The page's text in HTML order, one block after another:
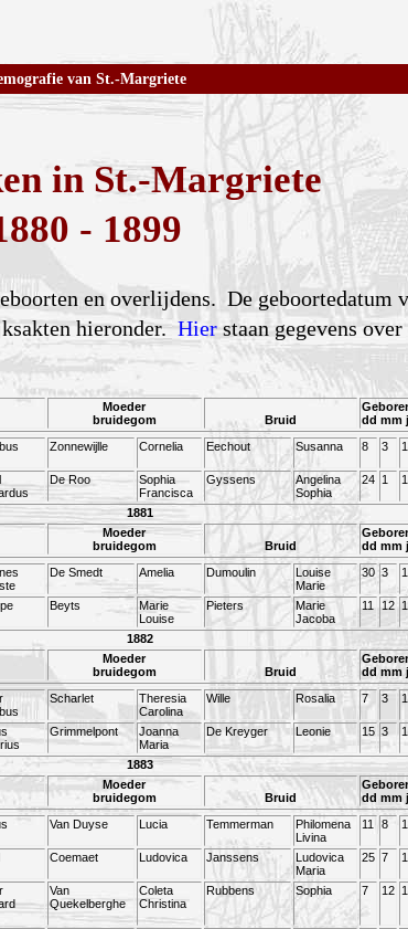
van St.-Margriete
in St.-Margriete
- 1899
en overlijdens. De geboortedatum
hieronder.Hierstaan gegevens
Moeder
bruidegom
Bruid
dd mm
Zonnewijlle Cornelia Eechout Susanna 8 3
De Roo
Sophia
Francisca
Gyssens
Angelina
Sophia
24 1
1881
Moeder
bruidegom
Bruid
dd mm
De Smedt Amelia Dumoulin
Louise
Marie
30 3
Beyts
Marie
Louise
Pieters
Marie
Jacoba
11 12
1882
Moeder
bruidegom
Bruid
dd mm
Scharlet
Theresia
Carolina
Wille Rosalia 7 3
Grimmelpont
Joanna
Maria
De Kreyger Leonie 15 3
1883
Moeder
bruidegom
Bruid
dd mm
Van Duyse Lucia Temmerman
Philomena
Livina
11 8
Coemaet Ludovica Janssens
Ludovica
Maria
25 7
Van
Quekelberghe
Coleta
Christina
Rubbens Sophia 7 12